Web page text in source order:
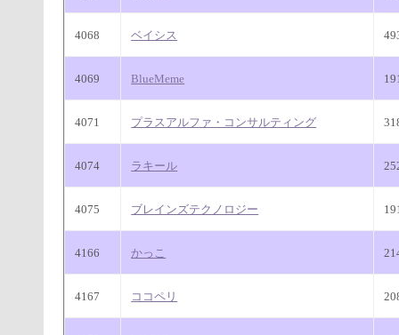
4068 ベイシス
4069 BlueMeme
4071 プラスアルファ・コンサルティング
4074 ラキール
4075 ブレインズテクノロジー
4166 かっこ
4167 ココペリ